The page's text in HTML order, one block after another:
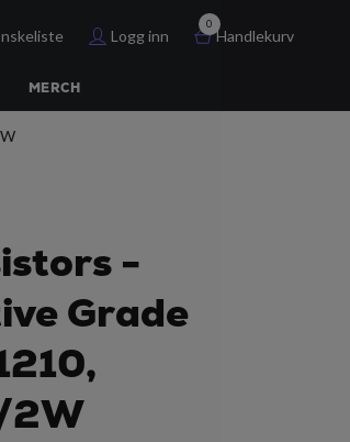
Logg inn
0
Handlekurv
MERCH
-
Grade
2W